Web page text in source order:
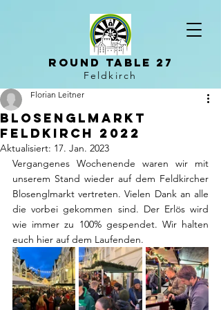
Round Table 27
Feldkirch
Blosenglmarkt
feldkirch 2022
Florian Leitner
Aktualisiert: 17. Jan. 2023
Vergangenes Wochenende waren wir mit
unserem Stand wieder auf dem Feldkircher
Blosenglmarkt vertreten. Vielen Dank an alle
die vorbei gekommen sind. Der Erlös wird
wie immer zu 100% gespendet. Wir halten
euch hier auf dem Laufenden.